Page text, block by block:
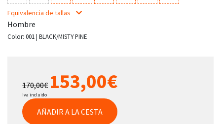
Equivalencia de tallas
Hombre
Color: 001 | BLACK/MISTY PINE
170,00€ 153,00€
iva incluido
AÑADIR A LA CESTA